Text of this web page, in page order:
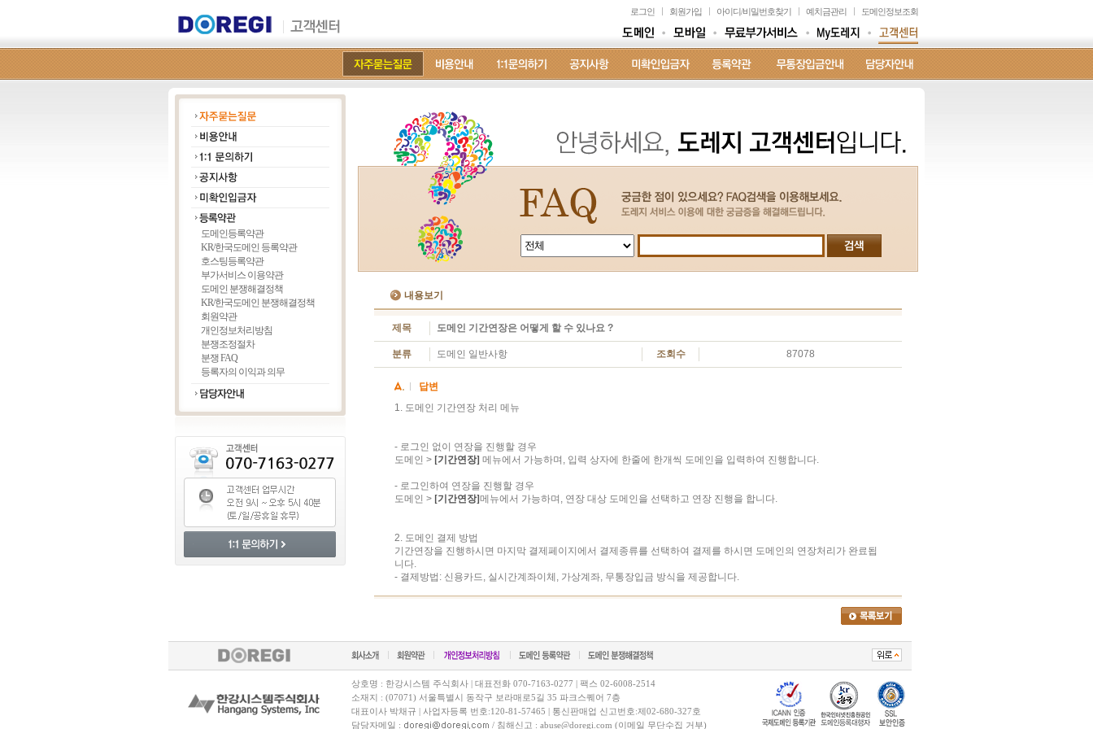
로그인 회원가입 아이디/비밀번호찾기 예치금관리 도메인정보조회
도메인등록약관
KR/한국도메인 등록약관
호스팅등록약관
부가서비스 이용약관
도메인 분쟁해결정책
KR/한국도메인 분쟁해결정책
회원약관
개인정보처리방침
분쟁조정절차
분쟁 FAQ
등록자의 이익과 의무
내용보기
제목 도메인 기간연장은 어떻게 할 수 있나요 ?
분류 도메인 일반사항 조회수 87078
답변
1. 도메인 기간연장 처리 메뉴
- 로그인 없이 연장을 진행할 경우
도메인 > [기간연장] 메뉴에서 가능하며, 입력 상자에 한줄에 한개씩 도메인을 입력하여 진행합니다.
- 로그인하여 연장을 진행할 경우
도메인 > [기간연장]메뉴에서 가능하며, 연장 대상 도메인을 선택하고 연장 진행을 합니다.
2. 도메인 결제 방법
기간연장을 진행하시면 마지막 결제페이지에서 결제종류를 선택하여 결제를 하시면 도메인의 연장처리가 완료됩
니다.
- 결제방법: 신용카드, 실시간계좌이체, 가상계좌, 무통장입금 방식을 제공합니다.
상호명 : 한강시스템 주식회사 | 대표전화 070-7163-0277 | 팩스 02-6008-2514
소재지 : (07071) 서울특별시 동작구 보라매로5길 35 파크스퀘어 7층
대표이사 박채규 | 사업자등록 번호:120-81-57465 | 통신판매업 신고번호:제02-680-327호
담당자메일 :
/ 침해신고 : abuse@doregi.com (이메일 무단수집 거부)